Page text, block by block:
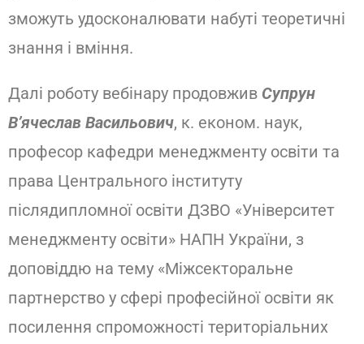
зможуть удосконалювати набуті теоретичні
знання і вміння.
Далі роботу вебінару продовжив Супрун
В’ячеслав Васильович, к. економ. наук,
професор кафедри менеджменту освіти та
права Центрального інституту
післядипломної освіти ДЗВО «Університет
менеджменту освіти» НАПН України, з
доповіддю на тему «Міжсекторальне
партнерство у сфері професійної освіти як
посилення спроможності територіальних